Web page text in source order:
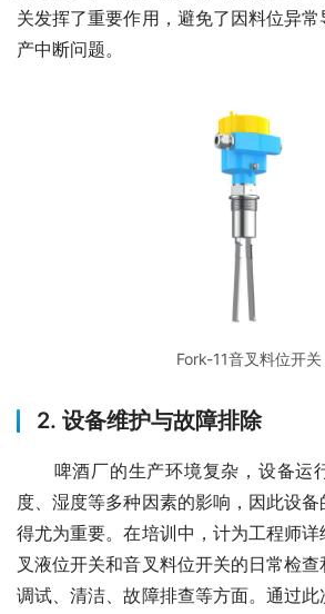
关发挥了重要作用，避免了因料位异
产中断问题。
Fork-11音叉料位开关
2. 设备维护与故障排除
啤酒厂的生产环境复杂，设备运
度、湿度等多种因素的影响，因此设
得尤为重要。在培训中，计为工程师
叉液位开关和音叉料位开关的日常检
调试、清洁、故障排查等方面。通过